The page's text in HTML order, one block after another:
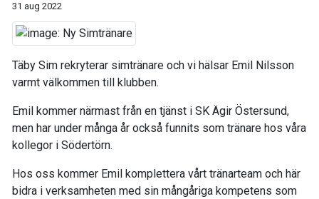
31 aug 2022
Täby Sim rekryterar simtränare och vi hälsar Emil Nilsson
varmt välkommen till klubben.
Emil kommer närmast från en tjänst i SK Ägir Östersund,
men har under många år också funnits som tränare hos våra
kollegor i Södertörn.
Hos oss kommer Emil komplettera vårt tränarteam och här
bidra i verksamheten med sin mångåriga kompetens som